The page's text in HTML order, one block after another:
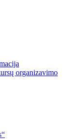
organizavimo